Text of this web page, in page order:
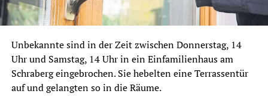
Unbekannte sind in der Zeit zwischen Donnerstag, 14
Uhr und Samstag, 14 Uhr in ein Einfamilienhaus am
Schraberg eingebrochen. Sie hebelten eine Terrassentür
auf und gelangten so in die Räume.